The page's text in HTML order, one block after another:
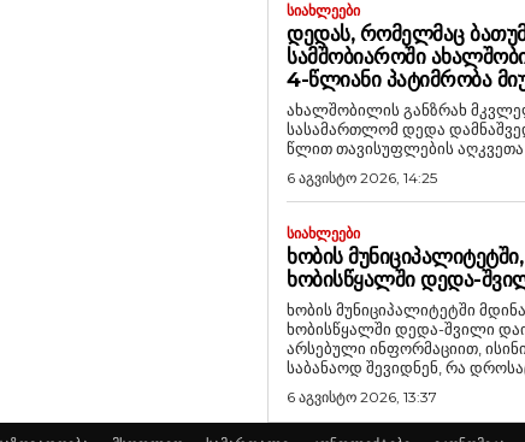
ᲡᲘᲐᲮᲚᲔᲔᲑᲘ
ᲓᲔᲓᲐᲡ, ᲠᲝᲛᲔᲚᲛᲐᲪ
ᲡᲐᲛᲨᲝᲑᲘᲐᲠᲝᲨᲘ
4-ᲬᲚᲘᲐᲜᲘ ᲞᲐᲢᲘᲛᲠᲝᲑᲐ
ახალშობილის განზრახ
სასამართლომ დედა
წლით თავისუფლების აღკვეთა
6 აგვისტო 2026, 14:25
ᲡᲘᲐᲮᲚᲔᲔᲑᲘ
ᲮᲝᲑᲘᲡ
ᲮᲝᲑᲘᲡᲬᲧᲐᲚᲨᲘ ᲓᲔᲓᲐ-
ხობის მუნიციპალიტეტში
ხობისწყალში დედა-შვილი
არსებული ინფორმაციით,
საბანაოდ შევიდნენ, რა
6 აგვისტო 2026, 13:37